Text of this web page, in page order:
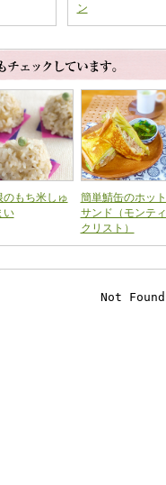
ン
のもち米しゅ
い
簡単鯖缶のホット
サンド（モンティ
クリスト）